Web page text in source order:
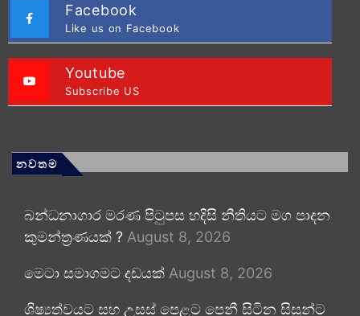
Facebook
Like us on Facebook
Youtube
Subscribe US
නවතම
බන්ධනාගාර මරණ පිටුපස හදිසි නීතියට මග පාදන
කුමන්ත්‍රණයක් ? August 8, 2026
මෙටා සමාගමට දඩයක් August 8, 2026
ශිෂ්‍යත්වයට සහ උසස් පෙළට පෙනී සිටින සිසුන්ට